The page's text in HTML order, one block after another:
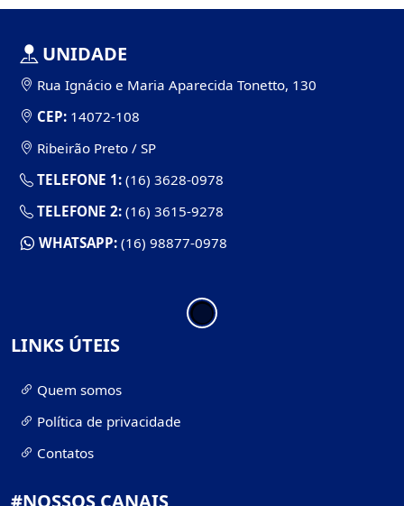
UNIDADE
Rua Ignácio e Maria Aparecida Tonetto, 130
CEP: 14072-108
Ribeirão Preto / SP
TELEFONE 1: (16) 3628-0978
TELEFONE 2: (16) 3615-9278
WHATSAPP: (16) 98877-0978
LINKS ÚTEIS
Quem somos
Política de privacidade
Contatos